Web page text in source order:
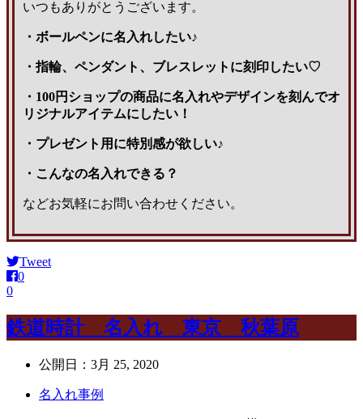
いつもありがとうございます。
・ボールペンに名入れしたい♪
・指輪、ペンダント、ブレスレットに刻印したい♡
・100円ショップの商品に名入れやデザインを刻んでオ
リジナルアイテムにしたい！
・プレゼント用に特別感が欲しい♪
・こんなの名入れできる？
などお気軽にお問い合わせください。
Tweet
0
0
鉄道時計 名入れ 東京 秋葉原
公開日： 3月 25, 2020
名入れ事例